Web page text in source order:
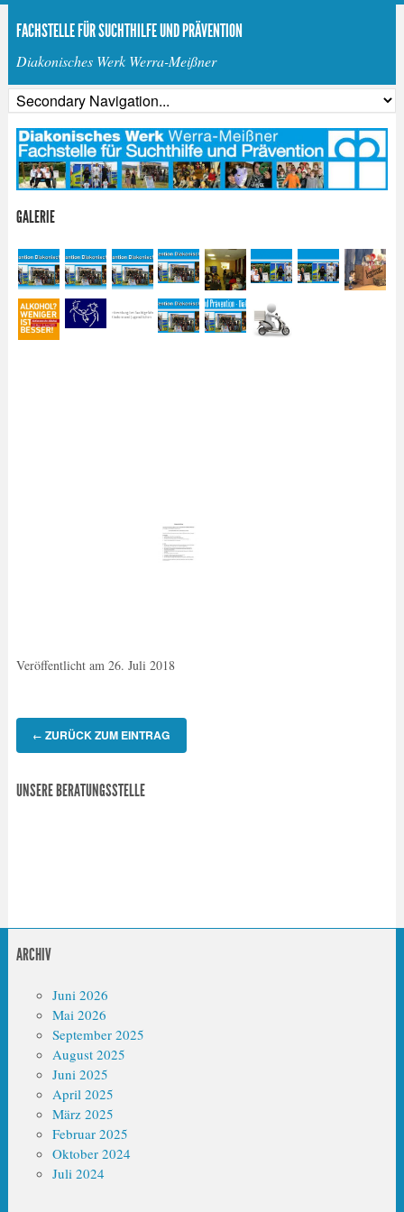
FACHSTELLE FÜR SUCHTHILFE UND PRÄVENTION
Diakonisches Werk Werra-Meißner
GALERIE
Veröffentlicht am 26. Juli 2018
← ZURÜCK ZUM EINTRAG
UNSERE BERATUNGSSTELLE
ARCHIV
Juni 2026
Mai 2026
September 2025
August 2025
Juni 2025
April 2025
März 2025
Februar 2025
Oktober 2024
Juli 2024